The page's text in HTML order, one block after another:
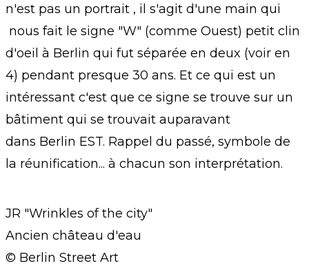
n'est pas un portrait , il s'agit d'une main qui
nous fait le signe "W" (comme Ouest) petit clin
d'oeil à Berlin qui fut séparée en deux (voir en
4) pendant presque 30 ans. Et ce qui est un
intéressant c'est que ce signe se trouve sur un
bâtiment qui se trouvait auparavant
dans Berlin EST. Rappel du passé, symbole de
la réunification... à chacun son interprétation.
JR "Wrinkles of the city"
Ancien château d'eau
© Berlin Street Art